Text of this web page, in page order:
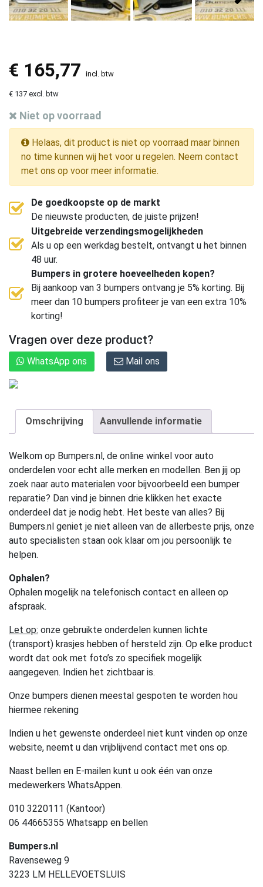
€ 165,77 incl. btw
€ 137 excl. btw
Niet op voorraad
Helaas, dit product is niet op voorraad maar binnen
no time kunnen wij het voor u regelen. Neem contact
met ons op voor meer informatie.
De goedkoopste op de markt
De nieuwste producten, de juiste prijzen!
Uitgebreide verzendingsmogelijkheden
Als u op een werkdag bestelt, ontvangt u het binnen
48 uur.
Bumpers in grotere hoeveelheden kopen?
Bij aankoop van 3 bumpers ontvang je 5% korting. Bij
meer dan 10 bumpers profiteer je van een extra 10%
korting!
Vragen over deze product?
WhatsApp ons Mail ons
Omschrijving Aanvullende informatie
Welkom op Bumpers.nl, de online winkel voor auto
onderdelen voor echt alle merken en modellen. Ben jij op
zoek naar auto materialen voor bijvoorbeeld een bumper
reparatie? Dan vind je binnen drie klikken het exacte
onderdeel dat je nodig hebt. Het beste van alles? Bij
Bumpers.nl geniet je niet alleen van de allerbeste prijs, onze
auto specialisten staan ook klaar om jou persoonlijk te
helpen.
Ophalen?
Ophalen mogelijk na telefonisch contact en alleen op
afspraak.
Let op: onze gebruikte onderdelen kunnen lichte
(transport) krasjes hebben of hersteld zijn. Op elke product
wordt dat ook met foto’s zo specifiek mogelijk
aangegeven. Indien het zichtbaar is.
Onze bumpers dienen meestal gespoten te worden hou
hiermee rekening
Indien u het gewenste onderdeel niet kunt vinden op onze
website, neemt u dan vrijblijvend contact met ons op.
Naast bellen en E-mailen kunt u ook één van onze
medewerkers WhatsAppen.
010 3220111 (Kantoor)
06 44665355 Whatsapp en bellen
Bumpers.nl
Ravenseweg 9
3223 LM HELLEVOETSLUIS